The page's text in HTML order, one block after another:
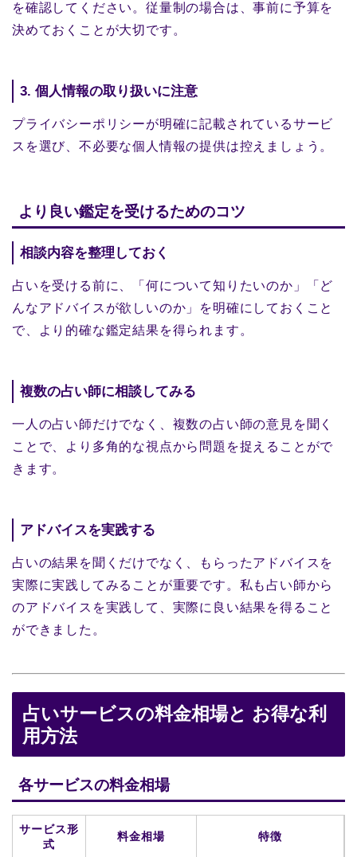
を確認してください。従量制の場合は、事前に予算を
決めておくことが大切です。
3. 個人情報の取り扱いに注意
プライバシーポリシーが明確に記載されているサービ
スを選び、不必要な個人情報の提供は控えましょう。
より良い鑑定を受けるためのコツ
相談内容を整理しておく
占いを受ける前に、「何について知りたいのか」「ど
んなアドバイスが欲しいのか」を明確にしておくこと
で、より的確な鑑定結果を得られます。
複数の占い師に相談してみる
一人の占い師だけでなく、複数の占い師の意見を聞く
ことで、より多角的な視点から問題を捉えることがで
きます。
アドバイスを実践する
占いの結果を聞くだけでなく、もらったアドバイスを
実際に実践してみることが重要です。私も占い師から
のアドバイスを実践して、実際に良い結果を得ること
ができました。
占いサービスの料金相場と お得な利
用方法
各サービスの料金相場
サービス形
式
料金相場 特徴